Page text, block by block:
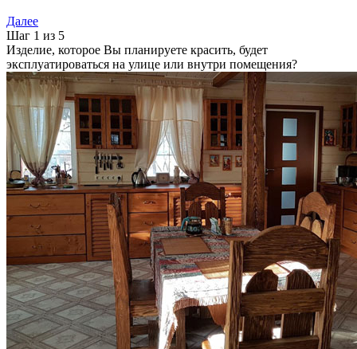
Далее
Шаг 1 из 5
Изделие, которое Вы планируете красить, будет
эксплуатироваться на улице или внутри помещения?